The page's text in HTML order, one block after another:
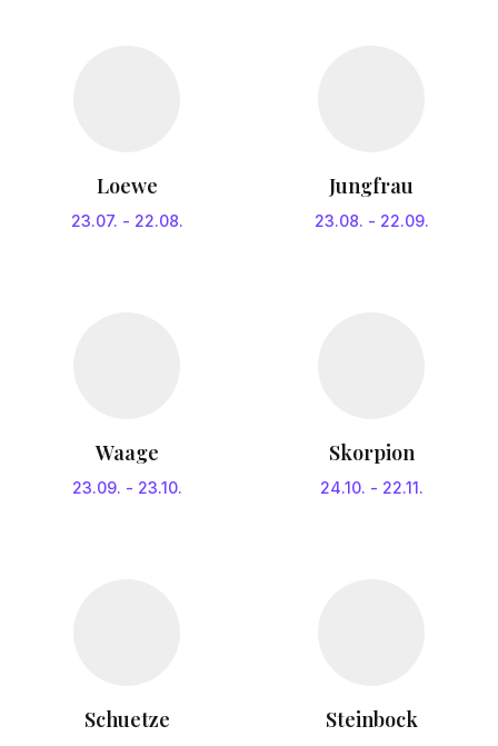
Loewe
23.07. - 22.08.
Jungfrau
23.08. - 22.09.
Waage
23.09. - 23.10.
Skorpion
24.10. - 22.11.
Schuetze Steinbock